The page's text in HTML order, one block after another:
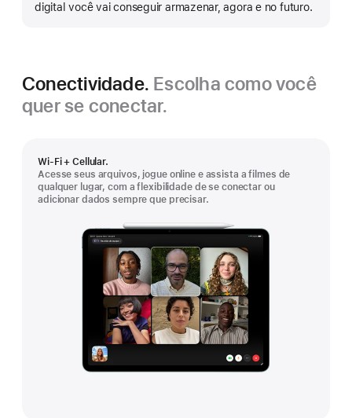
digital você vai conseguir armazenar, agora e no futuro.
Conectividade. Escolha como você
quer se conectar.
Wi-Fi + Cellular.
Acesse seus arquivos, jogue online e assista a filmes de
qualquer lugar, com a flexibilidade de se conectar ou
adicionar dados sempre que precisar.